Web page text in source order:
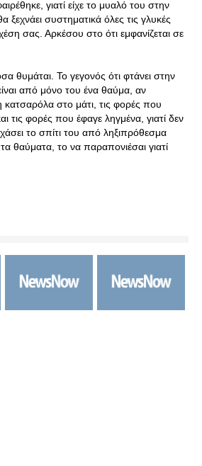
γιατί είχε το μυαλό του στην
συστηματικά όλες τις γλυκές
σας. Αρκέσου στο ότι εμφανίζεται σε
θυμάται. Το γεγονός ότι φτάνει στην
από μόνο του ένα θαύμα, αν
κατσαρόλα στο μάτι, τις φορές που
φορές που έφαγε ληγμένα, γιατί δεν
το σπίτι του από ληξιπρόθεσμα
θαύματα, το να παραπονιέσαι γιατί